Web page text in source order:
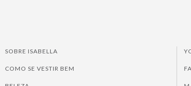
SOBRE ISABELLA
COMO SE VESTIR BEM